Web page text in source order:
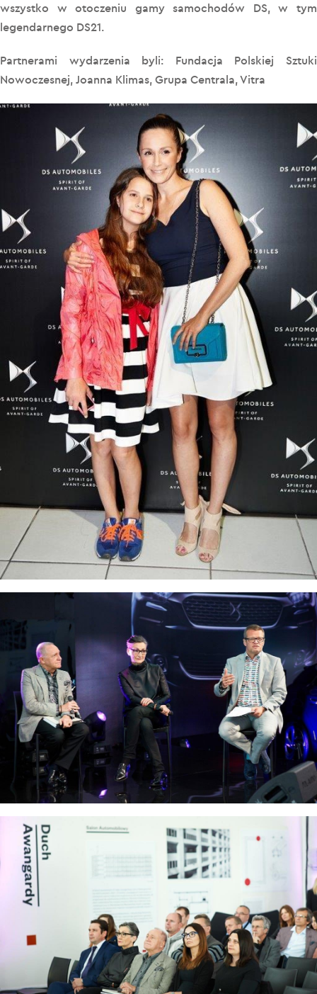
wszystko w otoczeniu gamy samochodów DS, w tym
legendarnego DS21.
Partnerami wydarzenia byli: Fundacja Polskiej Sztuki
Nowoczesnej, Joanna Klimas, Grupa Centrala, Vitra